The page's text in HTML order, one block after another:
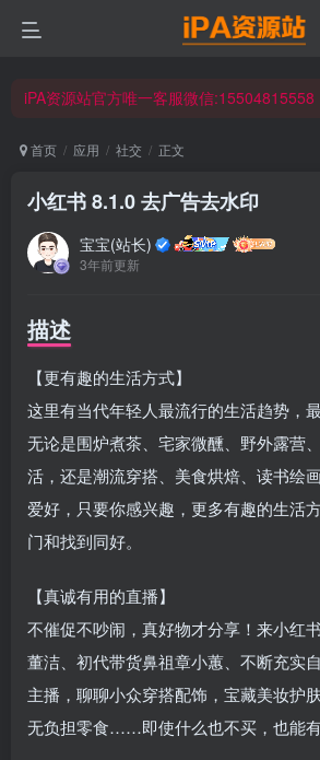
iPA资源站官方唯一客服微信:15504815558
iPA资源站官方唯一客服微信:15504815558
首页 应用 社交 正文
小红书 8.1.0 去广告去水印
宝宝(站长)
3年前更新
描述
【更有趣的生活方式】
这里有当代年轻人最流行的生活趋势，
无论是围炉煮茶、宅家微醺、野外露营
活，还是潮流穿搭、美食烘焙、读书绘
爱好，只要你感兴趣，更多有趣的生活
门和找到同好。
【真诚有用的直播】
不催促不吵闹，真好物才分享！来小红
董洁、初代带货鼻祖章小蕙、不断充实
主播，聊聊小众穿搭配饰，宝藏美妆护
无负担零食……即使什么也不买，也能有